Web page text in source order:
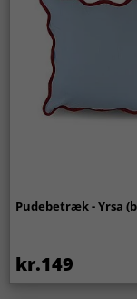
Pudebetræk - Yrsa
kr.149